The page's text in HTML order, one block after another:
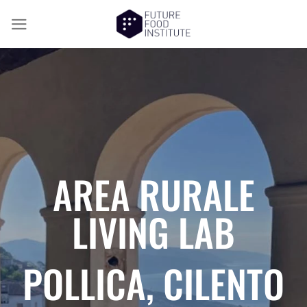
AREA RURALE
LIVING LAB
POLLICA, CILENTO